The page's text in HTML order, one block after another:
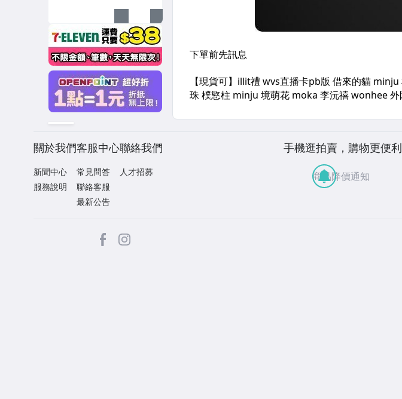
關於我們
新聞中心
服務說明
客服中心
常見問答
聯絡客服
最新公告
聯絡我們
人才招募
手機逛拍賣，購物更便利
商品降價通知
facebook